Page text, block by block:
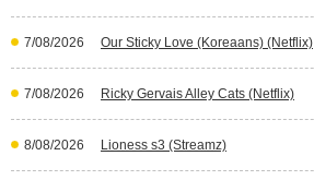
7/08/2026 Our Sticky Love (Koreaans) (Netflix)
7/08/2026 Ricky Gervais Alley Cats (Netflix)
8/08/2026 Lioness s3 (Streamz)